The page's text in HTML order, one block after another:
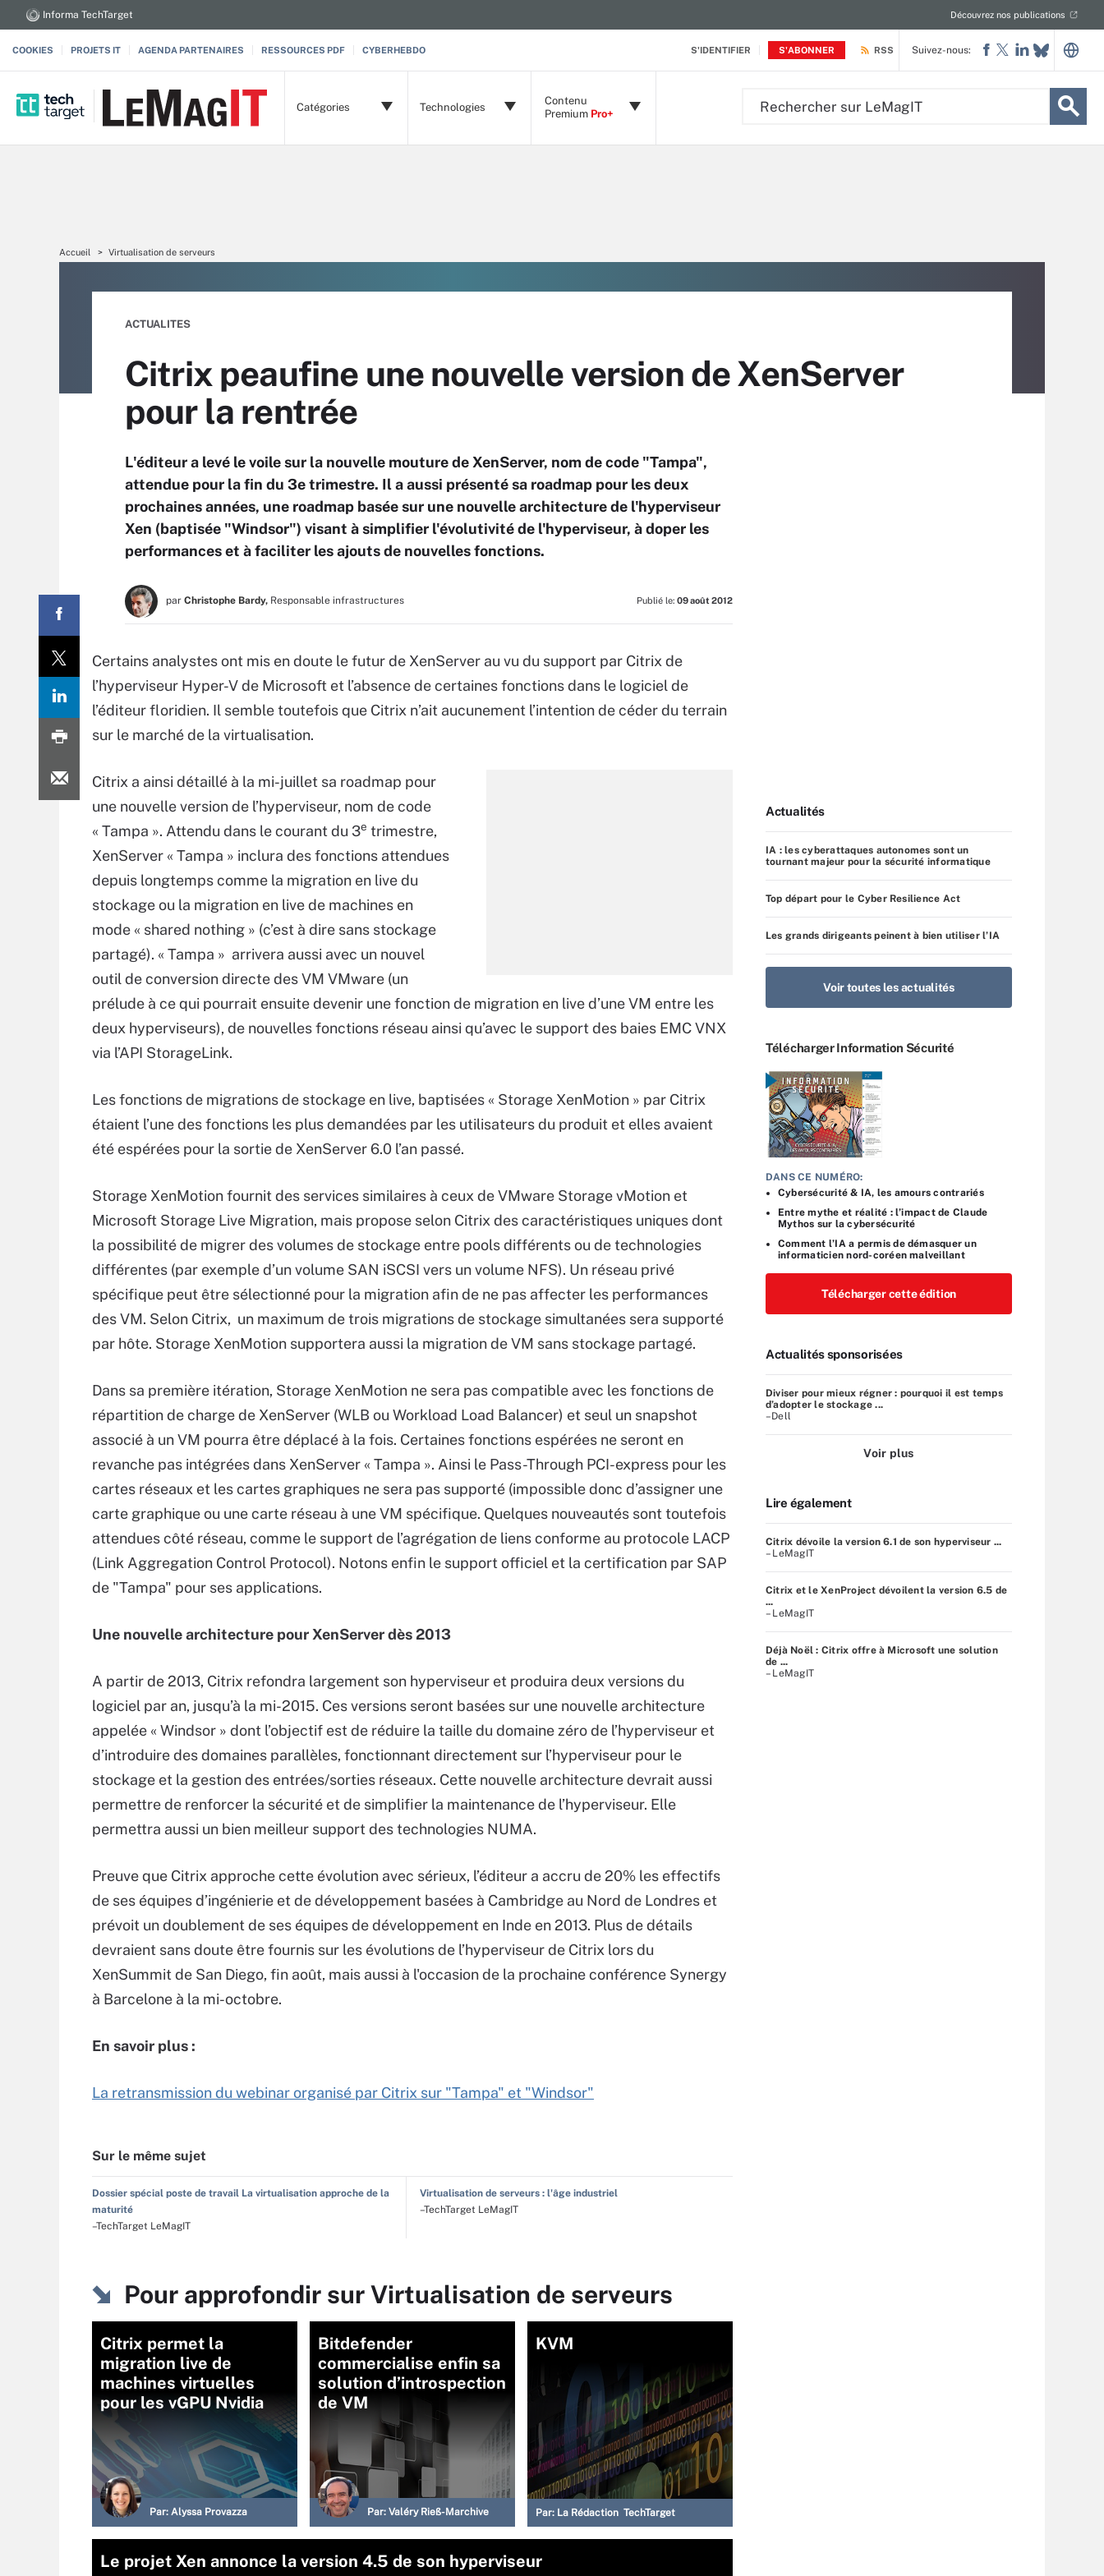
S'IDENTIFIER S'ABONNER
Informa TechTarget Découvrez nos publications
COOKIES PROJETS IT AGENDA PARTENAIRES RESSOURCES PDF CYBERHEBDO RSS
Catégories Technologies
Contenu
Premium Pro+
Suivez-nous:
Accueil Virtualisation de serveurs
ACTUALITES
Citrix peaufine une nouvelle version de XenServer
pour la rentrée
L'éditeur a levé le voile sur la nouvelle mouture de XenServer, nom de code "Tampa",
attendue pour la fin du 3e trimestre. Il a aussi présenté sa roadmap pour les deux
prochaines années, une roadmap basée sur une nouvelle architecture de l'hyperviseur
Xen (baptisée "Windsor") visant à simplifier l'évolutivité de l'hyperviseur, à doper les
performances et à faciliter les ajouts de nouvelles fonctions.
par Christophe Bardy, Responsable infrastructures Publié le: 09 août 2012
Certains analystes ont mis en doute le futur de XenServer au vu du support par Citrix de
l’hyperviseur Hyper-V de Microsoft et l’absence de certaines fonctions dans le logiciel de
l’éditeur floridien. Il semble toutefois que Citrix n’ait aucunement l’intention de céder du terrain
sur le marché de la virtualisation.
Citrix a ainsi détaillé à la mi-juillet sa roadmap pour
une nouvelle version de l’hyperviseur, nom de code
« Tampa ». Attendu dans le courant du 3e trimestre,
XenServer « Tampa » inclura des fonctions attendues
depuis longtemps comme la migration en live du
stockage ou la migration en live de machines en
mode « shared nothing » (c’est à dire sans stockage
partagé). « Tampa » arrivera aussi avec un nouvel
outil de conversion directe des VM VMware (un
prélude à ce qui pourrait ensuite devenir une fonction de migration en live d’une VM entre les
deux hyperviseurs), de nouvelles fonctions réseau ainsi qu’avec le support des baies EMC VNX
via l’API StorageLink.
Les fonctions de migrations de stockage en live, baptisées « Storage XenMotion » par Citrix
étaient l’une des fonctions les plus demandées par les utilisateurs du produit et elles avaient
été espérées pour la sortie de XenServer 6.0 l’an passé.
Storage XenMotion fournit des services similaires à ceux de VMware Storage vMotion et
Microsoft Storage Live Migration, mais propose selon Citrix des caractéristiques uniques dont
la possibilité de migrer des volumes de stockage entre pools différents ou de technologies
différentes (par exemple d’un volume SAN iSCSI vers un volume NFS). Un réseau privé
spécifique peut être sélectionné pour la migration afin de ne pas affecter les performances
des VM. Selon Citrix, un maximum de trois migrations de stockage simultanées sera supporté
par hôte. Storage XenMotion supportera aussi la migration de VM sans stockage partagé.
Dans sa première itération, Storage XenMotion ne sera pas compatible avec les fonctions de
répartition de charge de XenServer (WLB ou Workload Load Balancer) et seul un snapshot
associé à un VM pourra être déplacé à la fois. Certaines fonctions espérées ne seront en
revanche pas intégrées dans XenServer « Tampa ». Ainsi le Pass-Through PCI-express pour les
cartes réseaux et les cartes graphiques ne sera pas supporté (impossible donc d’assigner une
carte graphique ou une carte réseau à une VM spécifique. Quelques nouveautés sont toutefois
attendues côté réseau, comme le support de l’agrégation de liens conforme au protocole LACP
(Link Aggregation Control Protocol). Notons enfin le support officiel et la certification par SAP
de "Tampa" pour ses applications.
Une nouvelle architecture pour XenServer dès 2013
A partir de 2013, Citrix refondra largement son hyperviseur et produira deux versions du
logiciel par an, jusqu’à la mi-2015. Ces versions seront basées sur une nouvelle architecture
appelée « Windsor » dont l’objectif est de réduire la taille du domaine zéro de l’hyperviseur et
d’introduire des domaines parallèles, fonctionnant directement sur l’hyperviseur pour le
stockage et la gestion des entrées/sorties réseaux. Cette nouvelle architecture devrait aussi
permettre de renforcer la sécurité et de simplifier la maintenance de l’hyperviseur. Elle
permettra aussi un bien meilleur support des technologies NUMA.
Preuve que Citrix approche cette évolution avec sérieux, l’éditeur a accru de 20% les effectifs
de ses équipes d’ingénierie et de développement basées à Cambridge au Nord de Londres et
prévoit un doublement de ses équipes de développement en Inde en 2013. Plus de détails
devraient sans doute être fournis sur les évolutions de l’hyperviseur de Citrix lors du
XenSummit de San Diego, fin août, mais aussi à l'occasion de la prochaine conférence Synergy
à Barcelone à la mi-octobre.
En savoir plus :
La retransmission du webinar organisé par Citrix sur "Tampa" et "Windsor"
Sur le même sujet
Dossier spécial poste de travail La virtualisation approche de la
maturité
–TechTarget LeMagIT
Virtualisation de serveurs : l'âge industriel
–TechTarget LeMagIT
Pour approfondir sur Virtualisation de serveurs
Citrix permet la
migration live de
machines virtuelles
pour les vGPU Nvidia
Par: Alyssa Provazza
Bitdefender
commercialise enfin sa
solution d’introspection
de VM
Par: Valéry Rieß-Marchive
KVM
Par: La Rédaction TechTarget
Le projet Xen annonce la version 4.5 de son hyperviseur
Actualités
IA : les cyberattaques autonomes sont un
tournant majeur pour la sécurité informatique
Top départ pour le Cyber Resilience Act
Les grands dirigeants peinent à bien utiliser l’IA
Voir toutes les actualités
Télécharger Information Sécurité
DANS CE NUMÉRO:
Cybersécurité & IA, les amours contrariés
Entre mythe et réalité : l’impact de Claude
Mythos sur la cybersécurité
Comment l’IA a permis de démasquer un
informaticien nord-coréen malveillant
Télécharger cette édition
Actualités sponsorisées
Diviser pour mieux régner : pourquoi il est temps
d’adopter le stockage ...
–Dell
Voir plus
Lire également
Citrix dévoile la version 6.1 de son hyperviseur ...
– LeMagIT
Citrix et le XenProject dévoilent la version 6.5 de
...
– LeMagIT
Déjà Noël : Citrix offre à Microsoft une solution
de ...
– LeMagIT